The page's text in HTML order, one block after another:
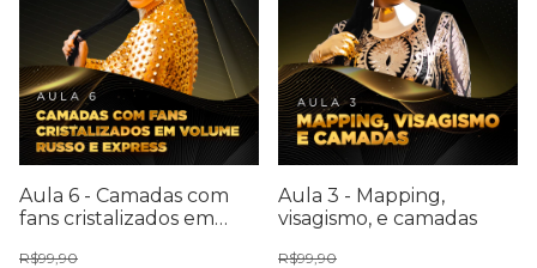
Aula 6 - Camadas com
fans cristalizados em
R$99,90
Aula 3 - Mapping,
visagismo, e camadas
R$99,90